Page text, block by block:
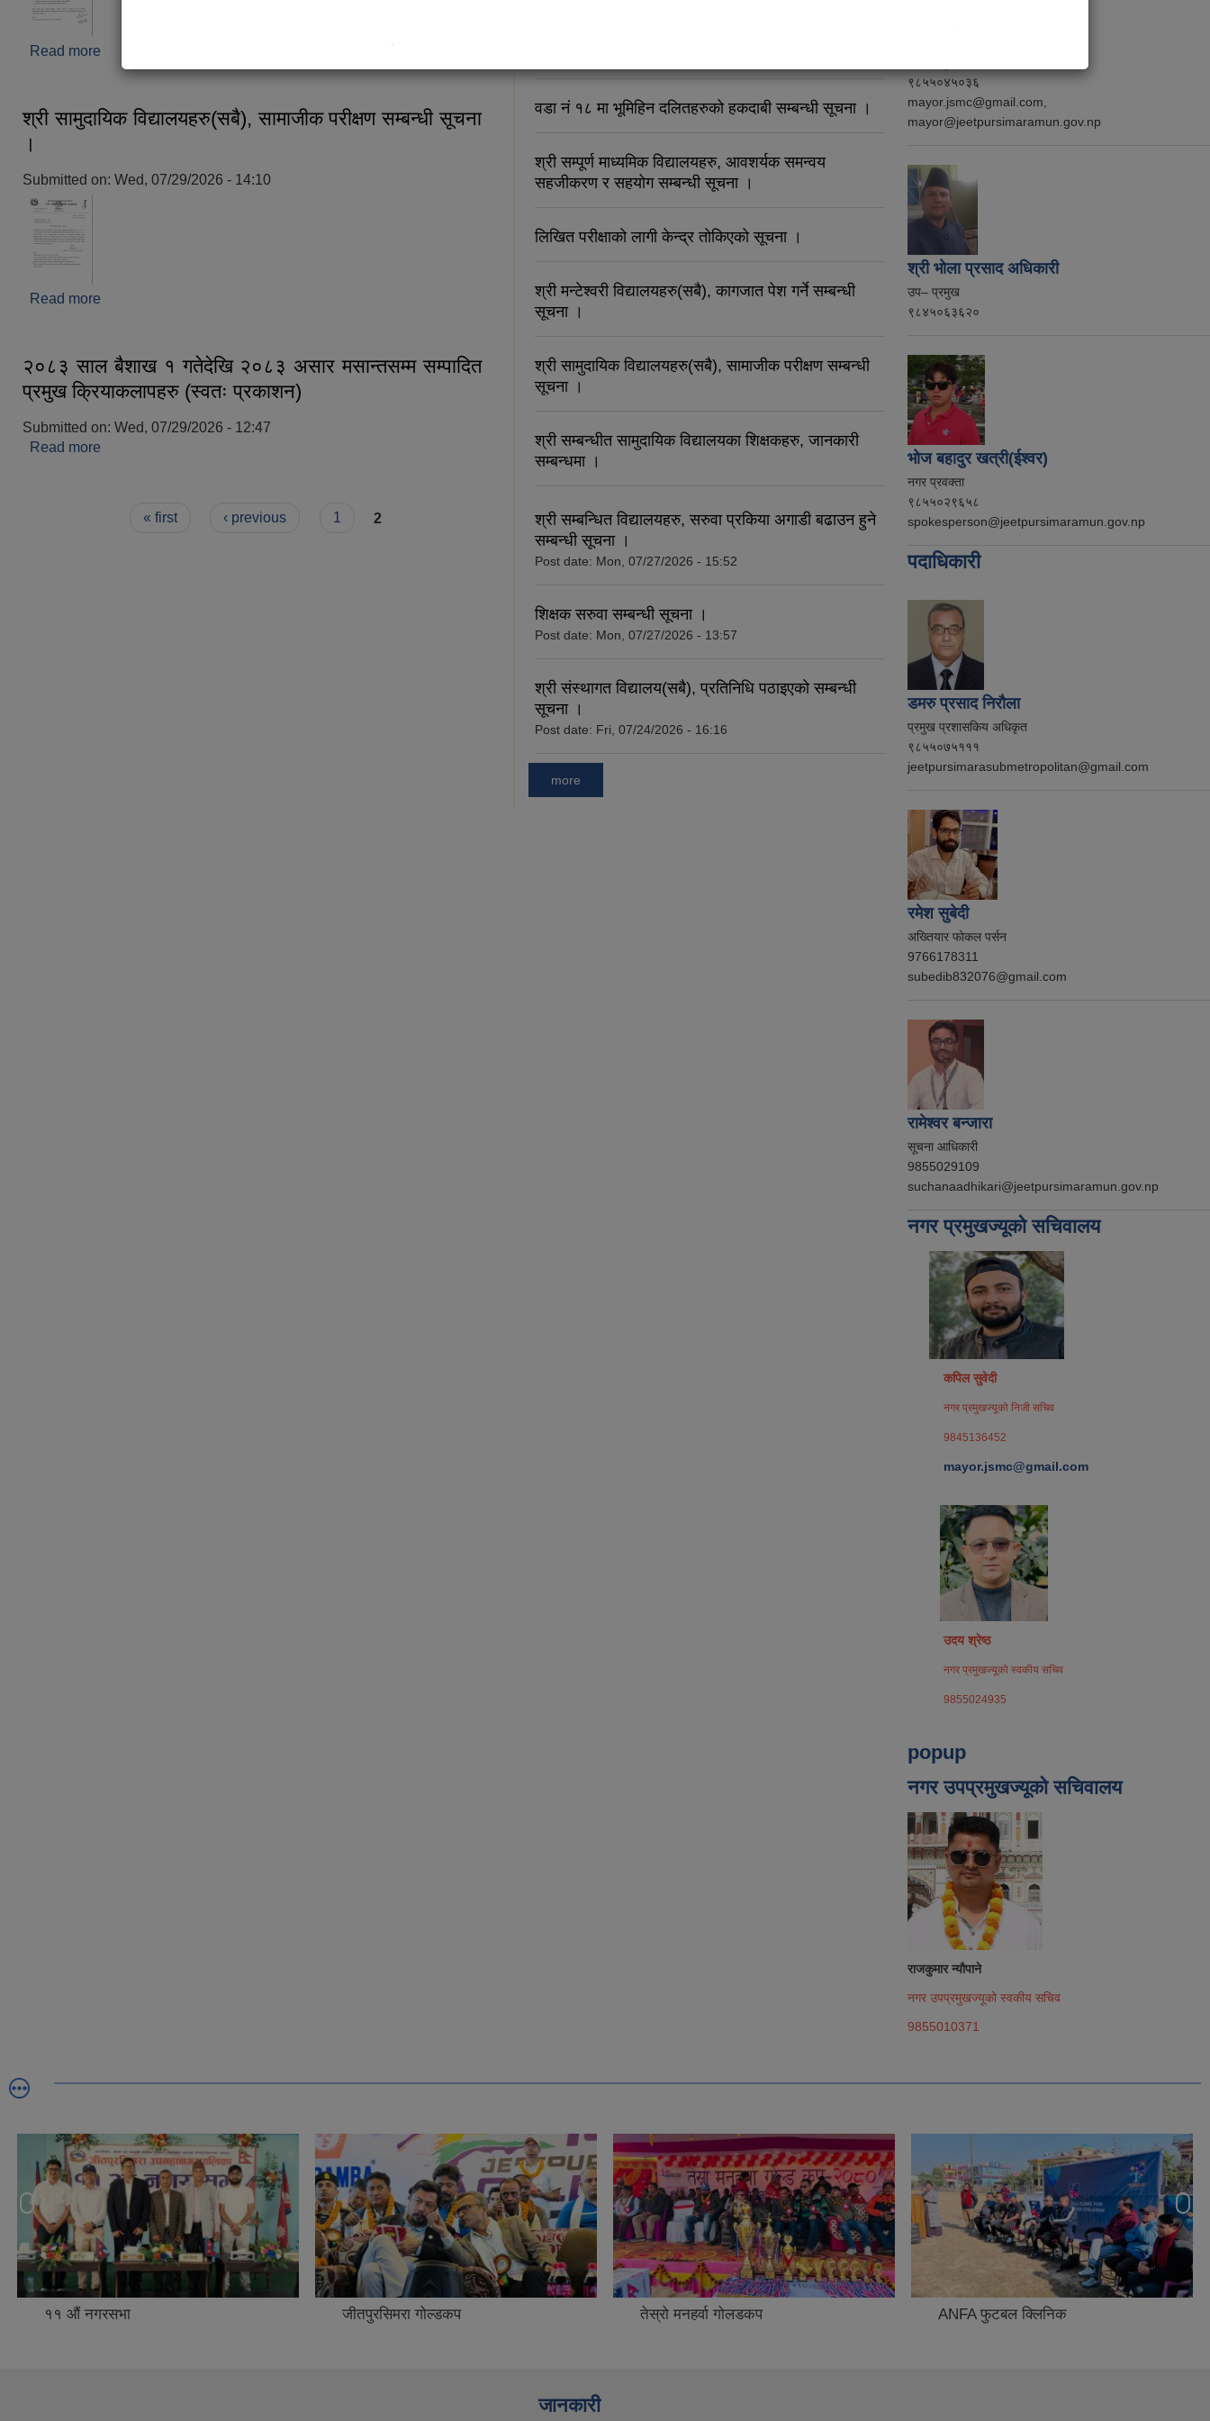
Read more about श्री मन्टेश्वरी विद्यालयहरु(सबै), कागजात पेश गर्ने सम्बन्धी सूचना ।
श्री सामुदायिक विद्यालयहरु(सबै), सामाजीक परीक्षण सम्बन्धी सूचना
।
Submitted on: Wed, 07/29/2026 - 14:10
Read more
२०८३ साल बैशाख १ गतेदेखि २०८३ असार मसान्तसम्म सम्पादित
प्रमुख क्रियाकलापहरु (स्वतः प्रकाशन)
Submitted on: Wed, 07/29/2026 - 12:47
Read more
« first ‹ previous 1 2
वडा नं १८ मा भूमिहिन दलितहरुको हकदाबी सम्बन्धी सूचना ।
श्री सम्पूर्ण माध्यमिक विद्यालयहरु, आवशर्यक समन्वय
सहजीकरण र सहयोग सम्बन्धी सूचना ।
लिखित परीक्षाको लागी केन्द्र तोकिएको सूचना ।
श्री मन्टेश्वरी विद्यालयहरु(सबै), कागजात पेश गर्ने सम्बन्धी
सूचना ।
श्री सामुदायिक विद्यालयहरु(सबै), सामाजीक परीक्षण सम्बन्धी
सूचना ।
श्री सम्बन्धीत सामुदायिक विद्यालयका शिक्षकहरु, जानकारी
सम्बन्धमा ।
श्री सम्बन्धित विद्यालयहरु, सरुवा प्रकिया अगाडी बढाउन हुने
सम्बन्धी सूचना ।
Post date: Mon, 07/27/2026 - 15:52
शिक्षक सरुवा सम्बन्धी सूचना ।
Post date: Mon, 07/27/2026 - 13:57
श्री संस्थागत विद्यालय(सबै), प्रतिनिधि पठाइएको सम्बन्धी
सूचना ।
Post date: Fri, 07/24/2026 - 16:16
more
९८५५०४५०३६
mayor.jsmc@gmail.com,
mayor@jeetpursimaramun.gov.np
श्री भोला प्रसाद अधिकारी
उप– प्रमुख
९८४५०६३६२०
भोज बहादुर खत्री(ईश्वर)
नगर प्रवक्ता
९८५५०२९६५८
spokesperson@jeetpursimaramun.gov.np
पदाधिकारी
डमरु प्रसाद निरौला
प्रमुख प्रशासकिय अधिकृत
९८५५०७५१११
jeetpursimarasubmetropolitan@gmail.com
रमेश सुबेदी
अख्तियार फोकल पर्सन
9766178311
subedib832076@gmail.com
रामेश्वर बन्जारा
सूचना आधिकारी
9855029109
suchanaadhikari@jeetpursimaramun.gov.np
नगर प्रमुखज्यूको सचिवालय
कपिल सुवेदी
नगर प्रमुखज्यूको निजी सचिव
9845136452
mayor.jsmc@gmail.com
उदय श्रेष्ठ
नगर प्रमुखज्यूको स्वकीय सचिव
9855024935
popup
नगर उपप्रमुखज्यूको सचिवालय
राजकुमार न्यौपाने
नगर उपप्रमुखज्यूको स्वकीय सचिव
9855010371
११ ‍‌औं नगरसभा जीतपुरसिमरा गोल्डकप तेस्रो मनहर्वा गोलडकप ANFA फुटबल क्लिनिक
जानकारी